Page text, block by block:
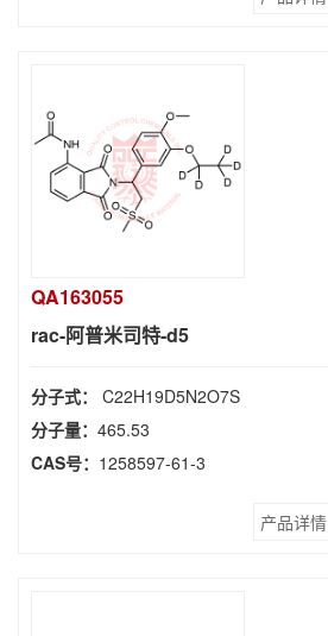
QA163055
rac-阿普米司特-d5
分子式： C22H19D5N2O7S
分子量： 465.53
CAS号： 1258597-61-3
产品详情